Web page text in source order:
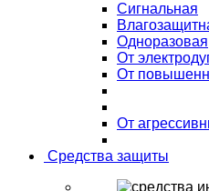
Сигнальная
Одноразовая
От
От
От
Средства защиты